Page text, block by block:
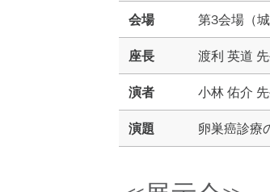
会場 第3会場（
座長 渡利 英道
演者 小林 佑介
演題 卵巣癌診療